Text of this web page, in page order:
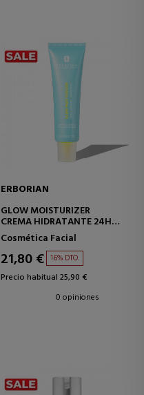
ERBORIAN
GLOW MOISTURIZER
CREMA HIDRATANTE 24H
EFECTO COREANO "GLASS
SKIN"
Cosmética Facial
21,80 € 16% DTO.
Precio habitual 25,90 €
0 opiniones